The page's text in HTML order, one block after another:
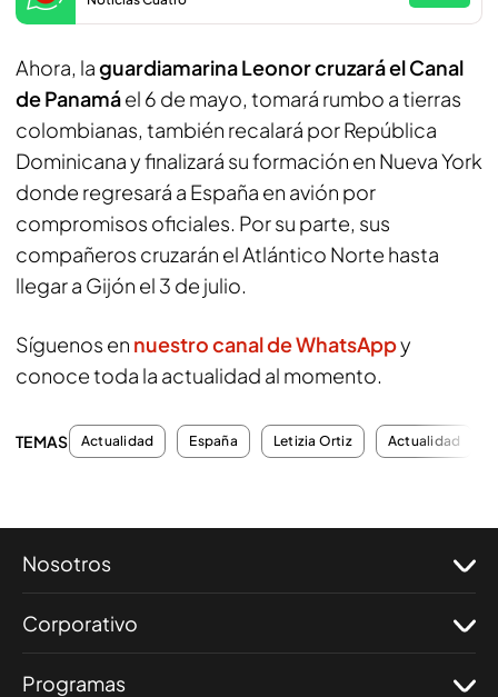
Ahora, laguardiamarina Leonor cruzará el Canal
de Panamáel 6 de mayo, tomará rumbo a tierras
colombianas, también recalará por República
Dominicana y finalizará su formación en Nueva York
donde regresará a España en avión por
compromisos oficiales. Por su parte, sus
compañeros cruzarán el Atlántico Norte hasta
llegar a Gijón el 3 de julio.
Síguenos en nuestro canal de WhatsAppy
conoce toda la actualidad al momento.
TEMAS Actualidad España Letizia Ortiz Actualidad
Nosotros
Corporativo
Programas